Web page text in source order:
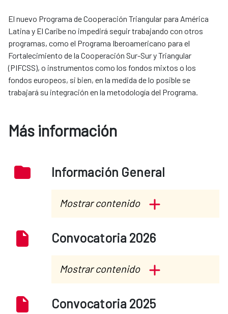
El nuevo Programa de Cooperación Triangular para América
Latina y El Caribe no impedirá seguir trabajando con otros
programas, como el Programa Iberoamericano para el
Fortalecimiento de la Cooperación Sur-Sur y Triangular
(PIFCSS), o instrumentos como los fondos mixtos o los
fondos europeos, si bien, en la medida de lo posible se
trabajará su integración en la metodología del Programa.
Más información
Información General
Mostrar contenido
Programa de Cooperación
Programa de Cooperación
Convocatoria 2026
Mostrar contenido
Convocatoria 2026 - español
Convocatoria 2025